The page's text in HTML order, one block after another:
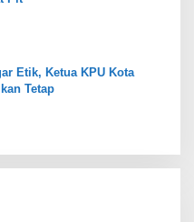
Etik, Ketua KPU Kota
Tetap